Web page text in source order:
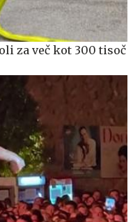
za več kot 300 tisoč